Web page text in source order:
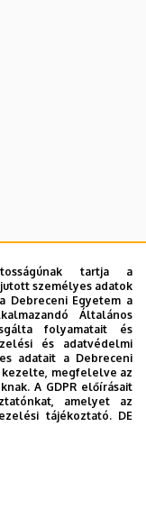
.
tartja a
személyes adatok
Debreceni Egyetem a
Általános
folyamatait és
és adatvédelmi
adatait a Debreceni
kezelte, megfelelve az
A GDPR előírásait
amelyet az
tájékoztató. DE